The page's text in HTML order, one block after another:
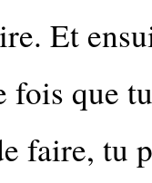
Et
fois que
faire, tu